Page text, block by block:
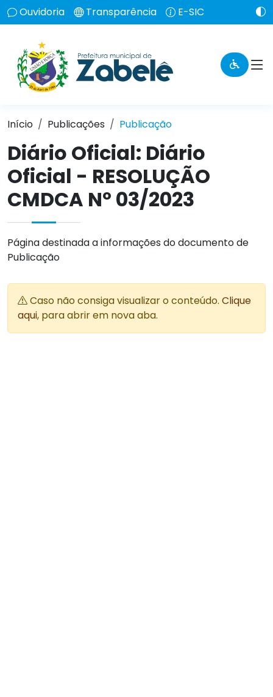
Ouvidoria Transparência E-SIC
Início Publicações Publicação
Diário Oficial: Diário
Oficial - RESOLUÇÃO
CMDCA Nº 03/2023
Página destinada a informações do documento de
Publicação
Caso não consiga visualizar o conteúdo. Clique
aqui, para abrir em nova aba.